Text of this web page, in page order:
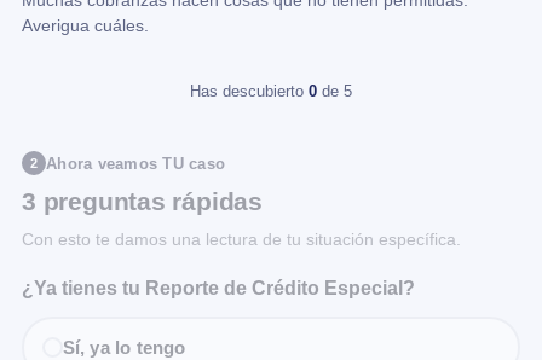
Averigua cuáles.
Has descubierto 0 de 5
2 Ahora veamos TU caso
3 preguntas rápidas
Con esto te damos una lectura de tu situación específica.
¿Ya tienes tu Reporte de Crédito Especial?
Sí, ya lo tengo